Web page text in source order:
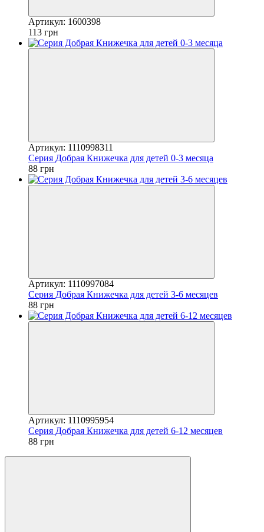
Артикул: 1600398
113 грн
Артикул: 1110998311
Серия Добрая Книжечка для детей 0-3 месяца
88 грн
Артикул: 1110997084
Серия Добрая Книжечка для детей 3-6 месяцев
88 грн
Артикул: 1110995954
Серия Добрая Книжечка для детей 6-12 месяцев
88 грн